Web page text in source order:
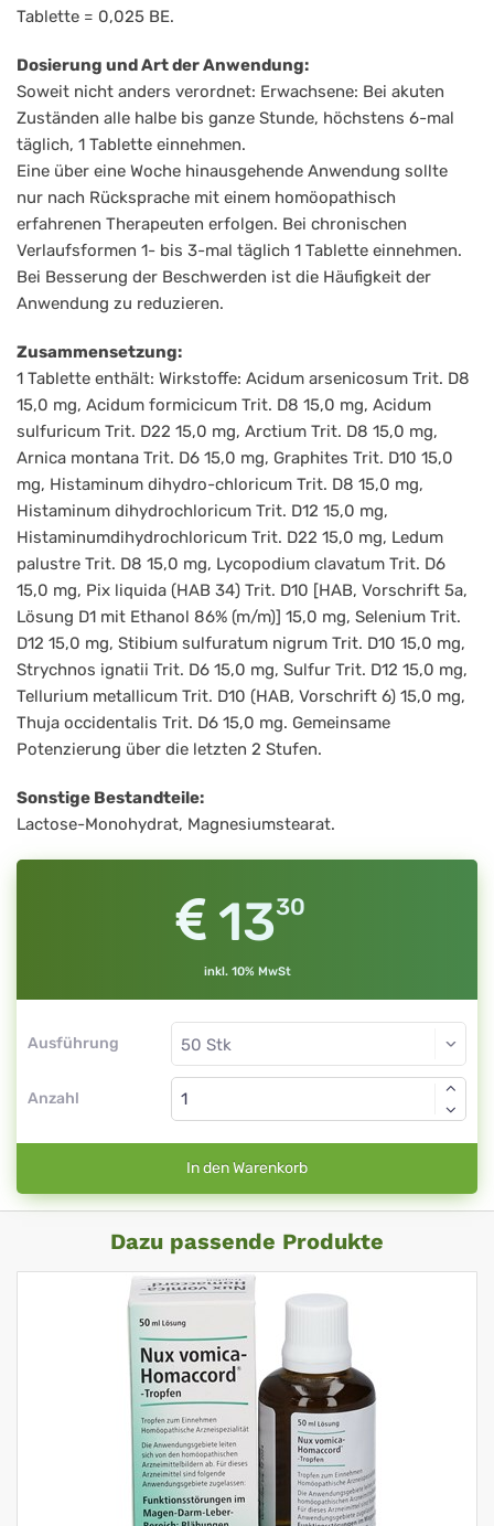
Tablette = 0,025 BE.
Dosierung und Art der Anwendung:
Soweit nicht anders verordnet: Erwachsene: Bei akuten
Zuständen alle halbe bis ganze Stunde, höchstens 6-mal
täglich, 1 Tablette einnehmen.
Eine über eine Woche hinausgehende Anwendung sollte
nur nach Rücksprache mit einem homöopathisch
erfahrenen Therapeuten erfolgen. Bei chronischen
Verlaufsformen 1- bis 3-mal täglich 1 Tablette einnehmen.
Bei Besserung der Beschwerden ist die Häufigkeit der
Anwendung zu reduzieren.
Zusammensetzung:
1 Tablette enthält: Wirkstoffe: Acidum arsenicosum Trit. D8
15,0 mg, Acidum formicicum Trit. D8 15,0 mg, Acidum
sulfuricum Trit. D22 15,0 mg, Arctium Trit. D8 15,0 mg,
Arnica montana Trit. D6 15,0 mg, Graphites Trit. D10 15,0
mg, Histaminum dihydro-chloricum Trit. D8 15,0 mg,
Histaminum dihydrochloricum Trit. D12 15,0 mg,
Histaminumdihydrochloricum Trit. D22 15,0 mg, Ledum
palustre Trit. D8 15,0 mg, Lycopodium clavatum Trit. D6
15,0 mg, Pix liquida (HAB 34) Trit. D10 [HAB, Vorschrift 5a,
Lösung D1 mit Ethanol 86% (m/m)] 15,0 mg, Selenium Trit.
D12 15,0 mg, Stibium sulfuratum nigrum Trit. D10 15,0 mg,
Strychnos ignatii Trit. D6 15,0 mg, Sulfur Trit. D12 15,0 mg,
Tellurium metallicum Trit. D10 (HAB, Vorschrift 6) 15,0 mg,
Thuja occidentalis Trit. D6 15,0 mg. Gemeinsame
Potenzierung über die letzten 2 Stufen.
Sonstige Bestandteile:
Lactose-Monohydrat, Magnesiumstearat.
1330
inkl. 10% MwSt
Ausführung
Anzahl
In den Warenkorb
Dazu passende Produkte